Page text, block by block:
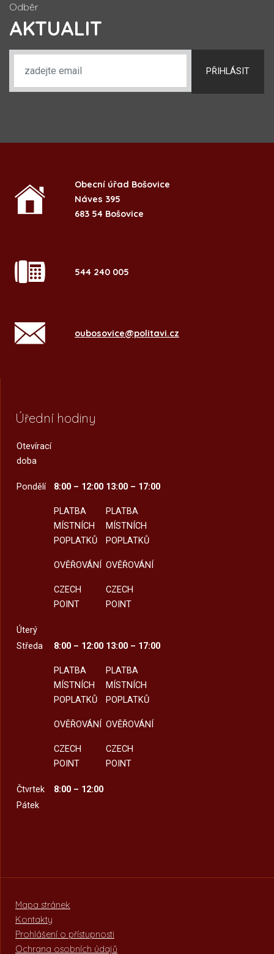
Odběr
AKTUALIT
PŘIHLÁSIT
Obecní úřad Bošovice
Náves 395
683 54 Bošovice
544 240 005
oubosovice@politavi.cz
Úřední hodiny
Otevírací
doba
Pondělí 8:00 – 12:00
PLATBA
MÍSTNÍCH
POPLATKŮ
OVĚŘOVÁNÍ
CZECH
POINT
13:00 – 17:00
PLATBA
MÍSTNÍCH
POPLATKŮ
OVĚŘOVÁNÍ
CZECH
POINT
Úterý
Středa
8:00 – 12:00
PLATBA
MÍSTNÍCH
POPLATKŮ
OVĚŘOVÁNÍ
CZECH
POINT
13:00 – 17:00
PLATBA
MÍSTNÍCH
POPLATKŮ
OVĚŘOVÁNÍ
CZECH
POINT
Čtvrtek
8:00 – 12:00
Pátek
Mapa stránek
Kontakty
Prohlášení o přístupnosti
Ochrana osobních údajů